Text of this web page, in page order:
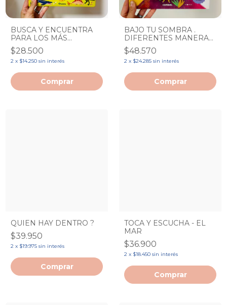
BUSCA Y ENCUENTRA
PARA LOS MÁS
PEQUEÑOS - LOS
DINOSAURIOS
$28.500
2 x $14.250 sin interés
BAJO TU SOMBRA .
DIFERENTES MANERAS
DE VER UN ARBOL
$48.570
2 x $24.285 sin interés
QUIEN HAY DENTRO ?
$39.950
2 x $19.975 sin interés
TOCA Y ESCUCHA - EL
MAR
$36.900
2 x $18.450 sin interés